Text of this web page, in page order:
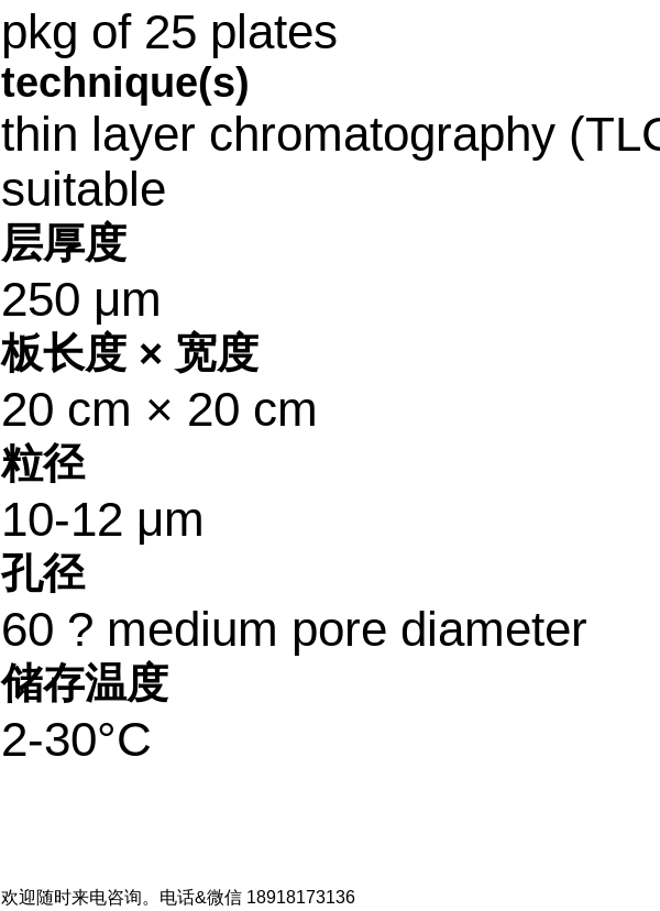
pkg of 25 plates
technique(s)
thin layer chromatography
suitable
层厚度
250 μm
板长度 × 宽度
20 cm × 20 cm
粒径
10-12 μm
孔径
60 ? medium pore diameter
储存温度
2-30°C
欢迎随时来电咨询。电话&微信 18918173136